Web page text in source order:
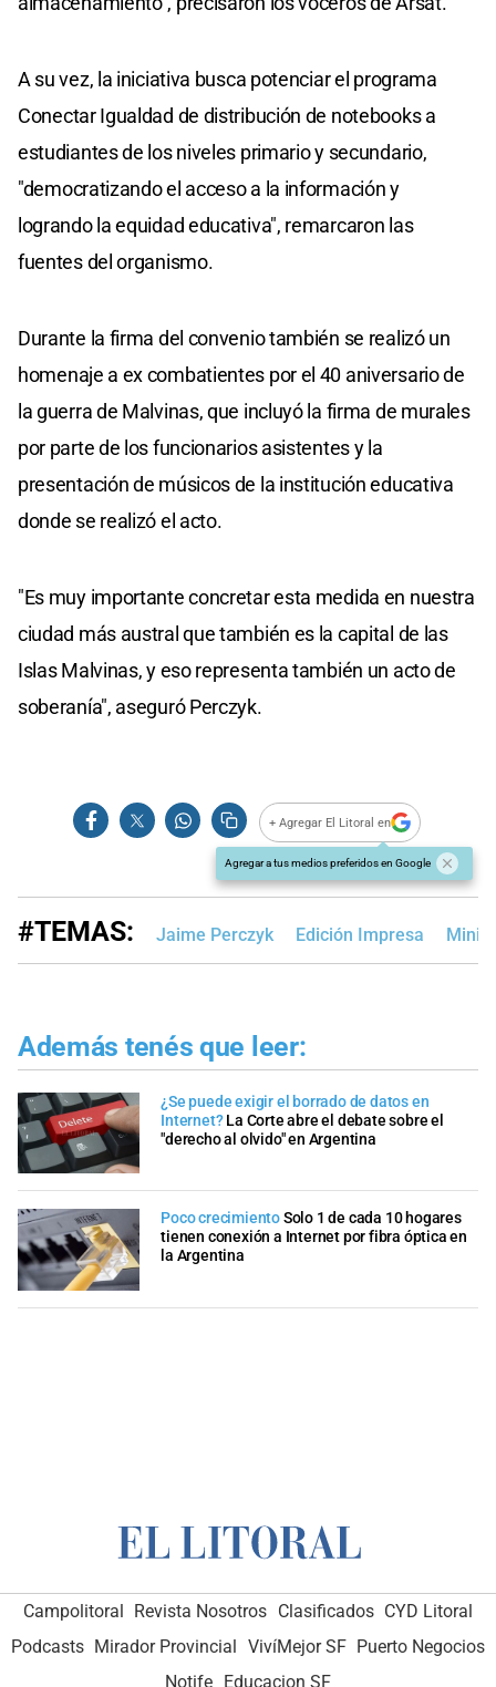
A su vez, la iniciativa busca potenciar el programa
Conectar Igualdad de distribución de notebooks a
estudiantes de los niveles primario y secundario,
"democratizando el acceso a la información y
logrando la equidad educativa", remarcaron las
fuentes del organismo.
Durante la firma del convenio también se realizó un
homenaje a ex combatientes por el 40 aniversario de
la guerra de Malvinas, que incluyó la firma de murales
por parte de los funcionarios asistentes y la
presentación de músicos de la institución educativa
donde se realizó el acto.
"Es muy importante concretar esta medida en nuestra
ciudad más austral que también es la capital de las
Islas Malvinas, y eso representa también un acto de
soberanía", aseguró Perczyk.
+ Agregar El Litoral en
Agregar a tus medios preferidos en Google
#TEMAS: Jaime Perczyk Edición Impresa
Además tenés que leer:
¿Se puede exigir el borrado de datos en
Internet? La Corte abre el debate sobre el
"derecho al olvido" en Argentina
Poco crecimientoSolo 1 de cada 10 hogares
tienen conexión a Internet por fibra óptica en
la Argentina
Campolitoral Revista Nosotros Clasificados CYD Litoral
Podcasts Mirador Provincial VivíMejor SF Puerto Negocios
Notife
Educacion SF